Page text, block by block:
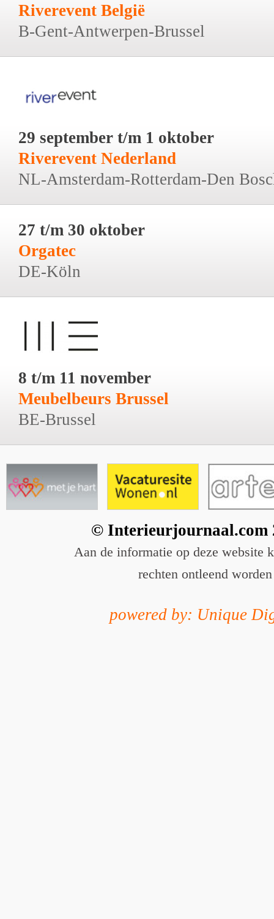
Riverevent België
B-Gent-Antwerpen-Brussel
29 september t/m 1 oktober
Riverevent Nederland
NL-Amsterdam-Rotterdam-Den
27 t/m 30 oktober
Orgatec
DE-Köln
8 t/m 11 november
Meubelbeurs Brussel
BE-Brussel
© Interieurjournaal.com
Aan de informatie op deze website
rechten ontleend worden
powered by: Unique